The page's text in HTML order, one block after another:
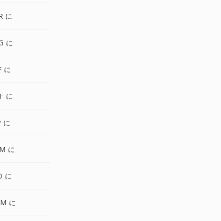
に
に
に
に
に
に
に
に